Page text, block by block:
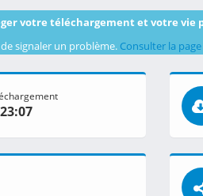
votre téléchargement et votre vie
signaler un problème. Consulter la